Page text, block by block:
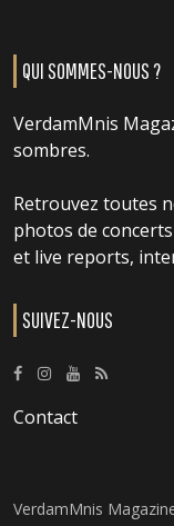
QUI SOMMES-NOUS ?
VerdamMnis
sombres.
Retrouvez toutes
photos de concerts
et live reports,
SUIVEZ-NOUS
Contact
VerdamMnis